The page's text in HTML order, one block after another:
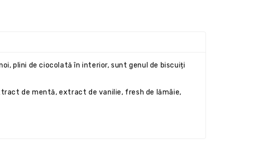
plini de ciocolată în interior, sunt genul de biscuiți
de mentă, extract de vanilie, fresh de lămâie,